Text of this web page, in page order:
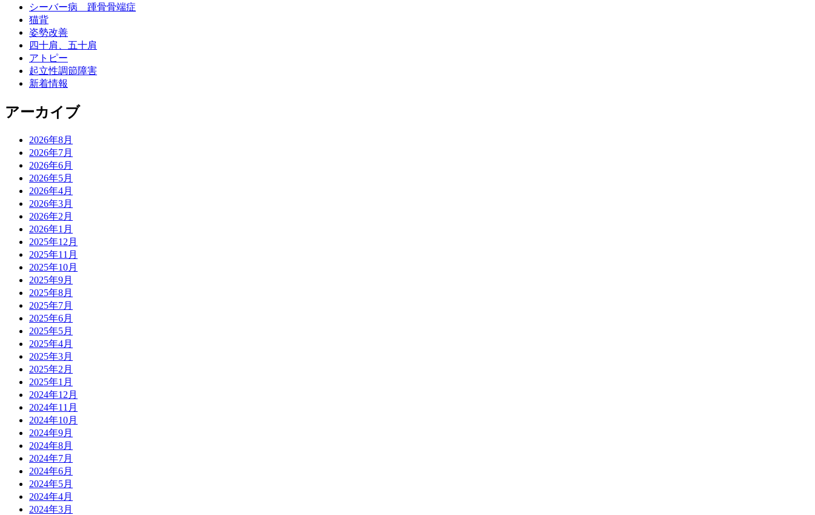
シーバー病 踵骨骨端症
猫背
姿勢改善
四十肩、五十肩
アトピー
起立性調節障害
新着情報
アーカイブ
2026年8月
2026年7月
2026年6月
2026年5月
2026年4月
2026年3月
2026年2月
2026年1月
2025年12月
2025年11月
2025年10月
2025年9月
2025年8月
2025年7月
2025年6月
2025年5月
2025年4月
2025年3月
2025年2月
2025年1月
2024年12月
2024年11月
2024年10月
2024年9月
2024年8月
2024年7月
2024年6月
2024年5月
2024年4月
2024年3月